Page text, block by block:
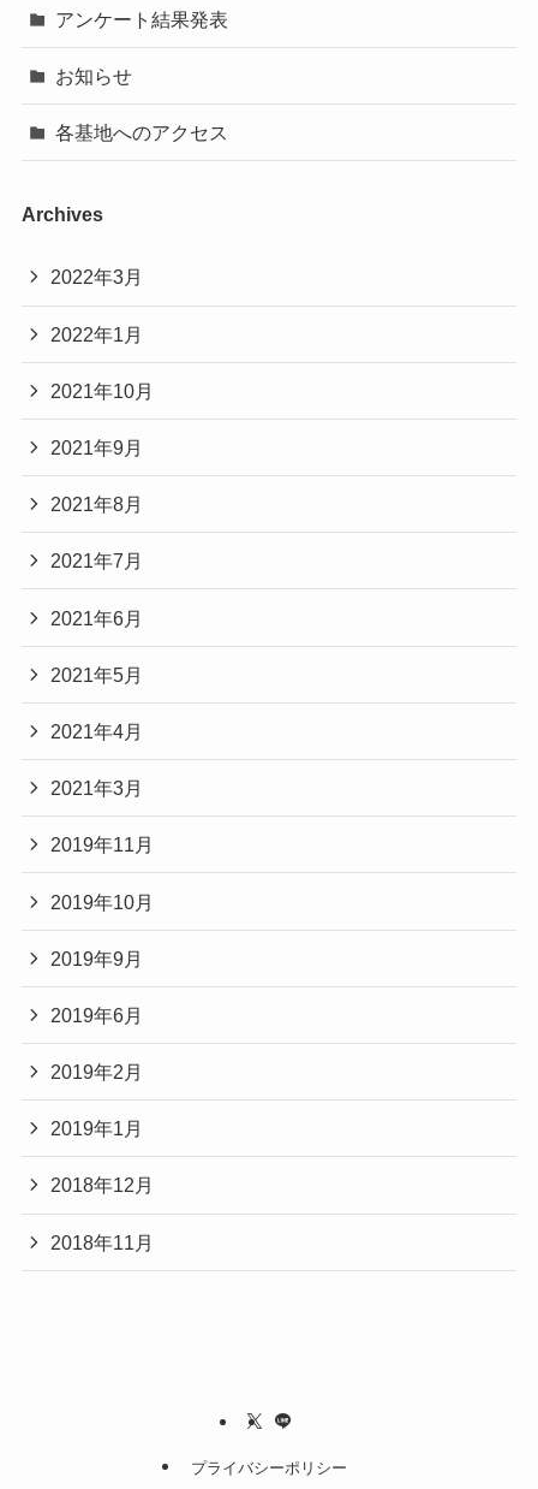
アンケート結果発表
お知らせ
各基地へのアクセス
Archives
2022年3月
2022年1月
2021年10月
2021年9月
2021年8月
2021年7月
2021年6月
2021年5月
2021年4月
2021年3月
2019年11月
2019年10月
2019年9月
2019年6月
2019年2月
2019年1月
2018年12月
2018年11月
プライバシーポリシー